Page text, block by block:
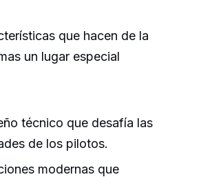
que hacen de la
un lugar especial
técnico que desafía las
de los pilotos.
modernas que